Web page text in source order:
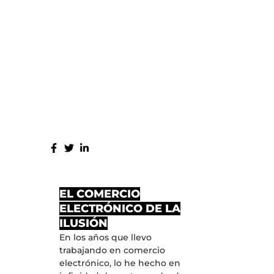
EL COMERCIO
ELECTRÓNICO DE LA
ILUSIÓN
En los años que llevo
trabajando en comercio
electrónico, lo he hecho en